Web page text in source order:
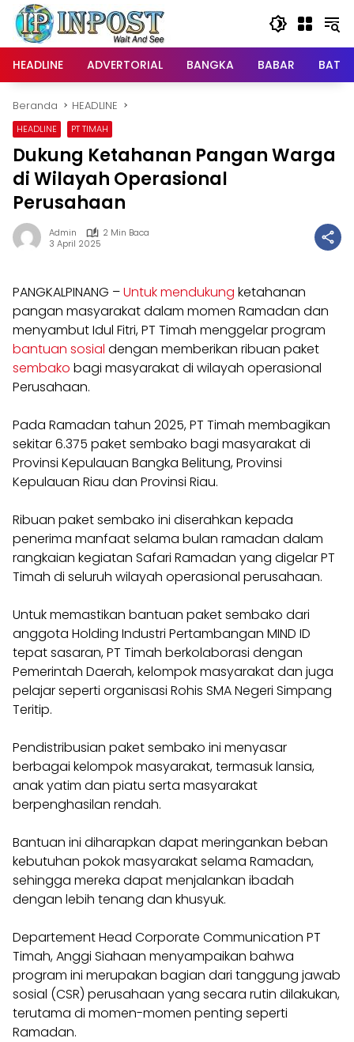
Langsung
konten
HEADLINE
ADVERTORIAL BANGKA BABAR
Beranda HEADLINE
HEADLINE PT TIMAH
Dukung Ketahanan Pangan Warga
di Wilayah Operasional
Perusahaan
Admin
2 Min Baca
3 April 2025
PANGKALPINANG –Untuk mendukung ketahanan
pangan masyarakat dalam momen Ramadan dan
menyambut Idul Fitri, PT Timah menggelar program
bantuan sosial dengan memberikan ribuan paket
sembako bagi masyarakat di wilayah operasional
Perusahaan.
Pada Ramadan tahun 2025, PT Timah membagikan
sekitar 6.375 paket sembako bagi masyarakat di
Provinsi Kepulauan Bangka Belitung, Provinsi
Kepulauan Riau dan Provinsi Riau.
Ribuan paket sembako ini diserahkan kepada
penerima manfaat selama bulan ramadan dalam
rangkaian kegiatan Safari Ramadan yang digelar PT
Timah di seluruh wilayah operasional perusahaan.
Untuk memastikan bantuan paket sembako dari
anggota Holding Industri Pertambangan MIND ID
tepat sasaran, PT Timah berkolaborasi dengan
Pemerintah Daerah, kelompok masyarakat dan juga
pelajar seperti organisasi Rohis SMA Negeri Simpang
Teritip.
Pendistribusian paket sembako ini menyasar
berbagai kelompok masyarakat, termasuk lansia,
anak yatim dan piatu serta masyarakat
berpenghasilan rendah.
Bantuan ini diharapkan dapat meringankan beban
kebutuhan pokok masyarakat selama Ramadan,
sehingga mereka dapat menjalankan ibadah
dengan lebih tenang dan khusyuk.
Departement Head Corporate Communication PT
Timah, Anggi Siahaan menyampaikan bahwa
program ini merupakan bagian dari tanggung jawab
sosial (CSR) perusahaan yang secara rutin dilakukan,
terutama di momen-momen penting seperti
Ramadan.